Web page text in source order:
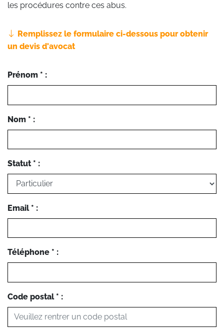
les procédures contre ces abus.
Remplissez le formulaire ci-dessous pour obtenir
un devis d'avocat
Prénom * :
Nom * :
Statut * :
Email * :
Téléphone * :
Code postal * :